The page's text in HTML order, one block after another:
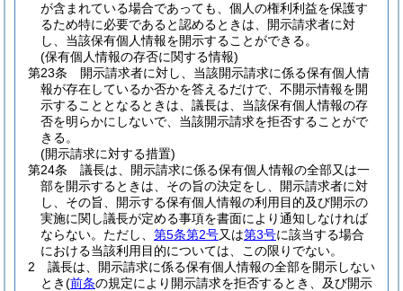
が含まれている場合であっても、個人の権利利益を保護す
るため特に必要であると認めるときは、開示請求者に対
し、当該保有個人情報を開示することができる。
(保有個人情報の存否に関する情報)
第23条
開示請求者に対し、当該開示請求に係る保有個人情
報が存在しているか否かを答えるだけで、不開示情報を開
示することとなるときは、議長は、当該保有個人情報の存
否を明らかにしないで、当該開示請求を拒否することがで
きる。
(開示請求に対する措置)
第24条
議長は、開示請求に係る保有個人情報の全部又は一
部を開示するときは、その旨の決定をし、開示請求者に対
し、その旨、開示する保有個人情報の利用目的及び開示の
実施に関し議長が定める事項を書面により通知しなければ
ならない。 ただし、 第5条第2号又は第3号に該当する場合
における当該利用目的については、この限りでない。
2
議長は、開示請求に係る保有個人情報の全部を開示しない
とき(前条の規定により開示請求を拒否するとき、及び開示